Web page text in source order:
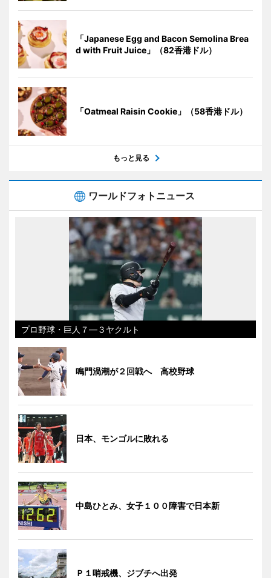
「Japanese Egg and Bacon Semolina Brea
d with Fruit Juice」（82香港ドル）
「Oatmeal Raisin Cookie」（58香港ドル）
もっと見る
ワールドフォトニュース
プロ野球・巨人７―３ヤクルト
鳴門渦潮が２回戦へ 高校野球
日本、モンゴルに敗れる
中島ひとみ、女子１００障害で日本新
Ｐ１哨戒機、ジブチへ出発